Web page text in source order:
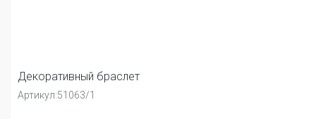
Декоративный браслет
Артикул:51063/1